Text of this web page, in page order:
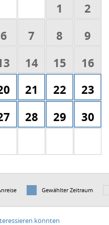
1 2
6 7 8 9
14 15 16
21 22 23
28 29 30
Gewählter Zeitraum
könnten